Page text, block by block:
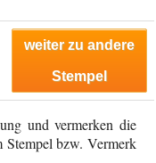
weiter zu andere
Stempel
und vermerken die
bzw. Vermerk